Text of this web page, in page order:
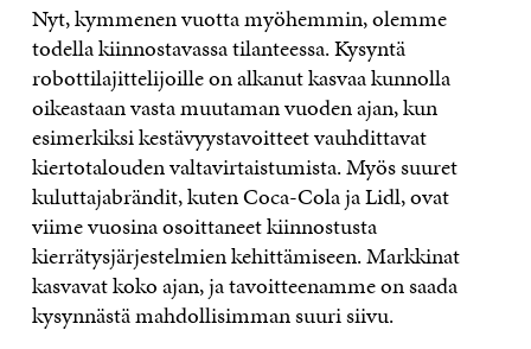
Nyt, kymmenen vuotta myöhemmin, olemme
todella kiinnostavassa tilanteessa. Kysyntä
robottilajittelijoille on alkanut kasvaa kunnolla
oikeastaan vasta muutaman vuoden ajan, kun
esimerkiksi kestävyystavoitteet vauhdittavat
kiertotalouden valtavirtaistumista. Myös suuret
kuluttajabrändit, kuten Coca-Cola ja Lidl, ovat
viime vuosina osoittaneet kiinnostusta
kierrätysjärjestelmien kehittämiseen. Markkinat
kasvavat koko ajan, ja tavoitteenamme on saada
kysynnästä mahdollisimman suuri siivu.